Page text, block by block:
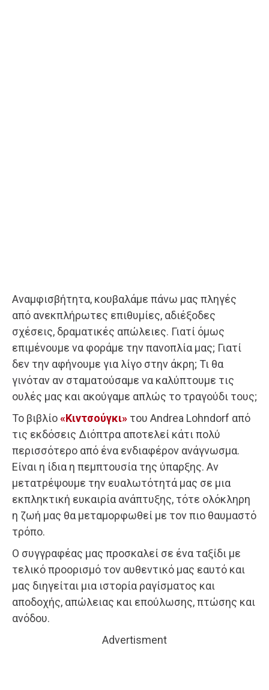
Αναμφισβήτητα, κουβαλάμε πάνω μας πληγές
από ανεκπλήρωτες επιθυμίες, αδιέξοδες
σχέσεις, δραματικές απώλειες. Γιατί όμως
επιμένουμε να φοράμε την πανοπλία μας; Γιατί
δεν την αφήνουμε για λίγο στην άκρη; Τι θα
γινόταν αν σταματούσαμε να καλύπτουμε τις
ουλές μας και ακούγαμε απλώς το τραγούδι τους;
Το βιβλίο«Κιντσούγκι» του Andrea Lohndorf από
τις εκδόσεις Διόπτρα αποτελεί κάτι πολύ
περισσότερο από ένα ενδιαφέρον ανάγνωσμα.
Είναι η ίδια η πεμπτουσία της ύπαρξης. Αν
μετατρέψουμε την ευαλωτότητά μας σε μια
εκπληκτική ευκαιρία ανάπτυξης, τότε ολόκληρη
η ζωή μας θα μεταμορφωθεί με τον πιο θαυμαστό
τρόπο.
Ο συγγραφέας μας προσκαλεί σε ένα ταξίδι με
τελικό προορισμό τον αυθεντικό μας εαυτό και
μας διηγείται μια ιστορία ραγίσματος και
αποδοχής, απώλειας και επούλωσης, πτώσης και
ανόδου.
Advertisment